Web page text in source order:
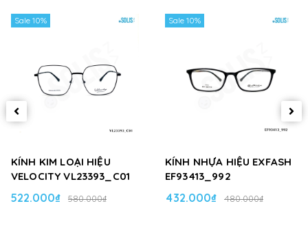
Sale 10%
KÍNH KIM LOẠI HIỆU
VELOCITY VL23393_C01
522.000₫ 580.000₫
Sale 10%
KÍNH NHỰA HIỆU EXFASH
EF93413_992
432.000₫ 480.000₫